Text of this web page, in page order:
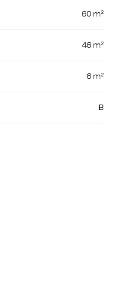
60 m²
46 m²
6 m²
B